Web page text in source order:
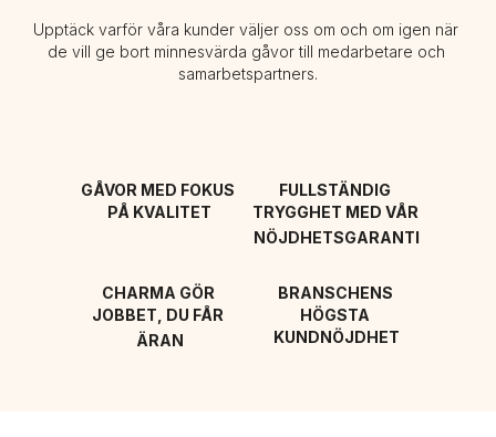
Upptäck varför våra kunder väljer oss om och om igen när
de vill ge bort minnesvärda gåvor till medarbetare och
samarbetspartners.
GÅVOR MED FOKUS
PÅ KVALITET
FULLSTÄNDIG
TRYGGHET MED VÅR
NÖJDHETSGARANTI
CHARMA GÖR
JOBBET, DU FÅR
ÄRAN
BRANSCHENS
HÖGSTA
KUNDNÖJDHET